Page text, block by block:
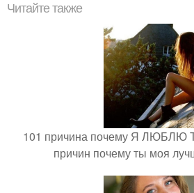
Читайте также
101 причина почему Я ЛЮБЛЮ
причин почему ты моя